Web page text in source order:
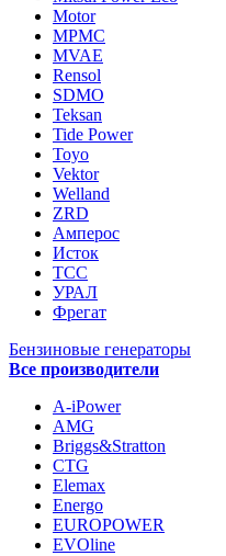
Motor
MPMC
MVAE
Rensol
SDMO
Teksan
Tide Power
Toyo
Vektor
Welland
ZRD
Амперос
Исток
ТСС
УРАЛ
Фрегат
Бензиновые генераторы
Все производители
A-iPower
AMG
Briggs&Stratton
CTG
Elemax
Energo
EUROPOWER
EVOline